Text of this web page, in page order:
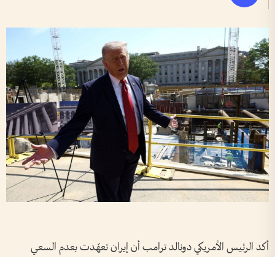
أكد الرئيس الأمريكي دونالد ترامب أن إيران تعهّدت بعدم السعي